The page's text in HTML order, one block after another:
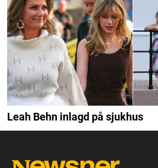
Leah Behn inlagd på sjukhus